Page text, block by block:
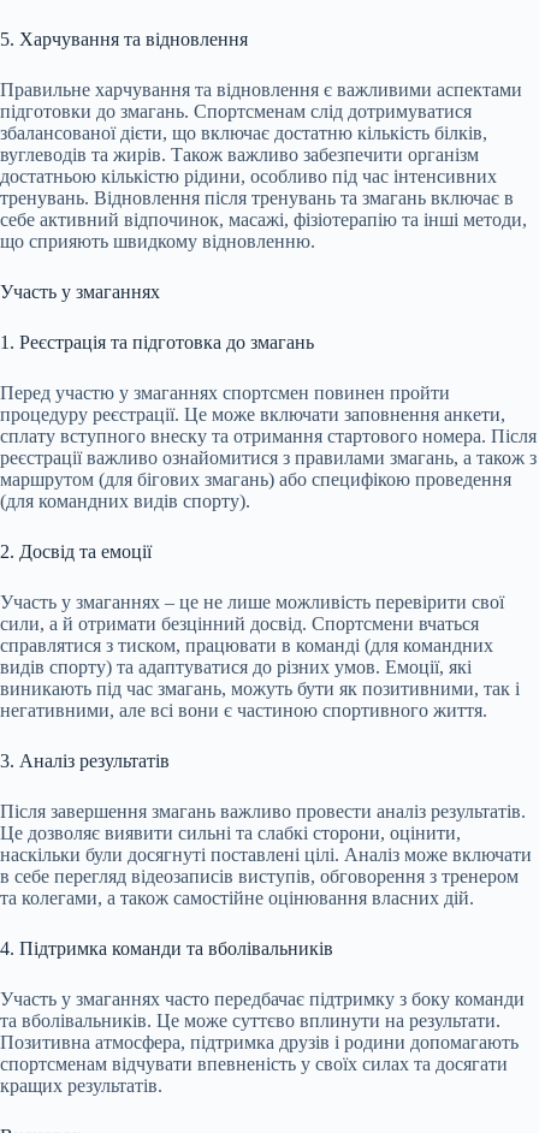
5. Харчування та відновлення
Правильне харчування та відновлення є важливими аспектами
підготовки до змагань. Спортсменам слід дотримуватися
збалансованої дієти, що включає достатню кількість білків,
вуглеводів та жирів. Також важливо забезпечити організм
достатньою кількістю рідини, особливо під час інтенсивних
тренувань. Відновлення після тренувань та змагань включає в
себе активний відпочинок, масажі, фізіотерапію та інші методи,
що сприяють швидкому відновленню.
Участь у змаганнях
1. Реєстрація та підготовка до змагань
Перед участю у змаганнях спортсмен повинен пройти
процедуру реєстрації. Це може включати заповнення анкети,
сплату вступного внеску та отримання стартового номера. Після
реєстрації важливо ознайомитися з правилами змагань, а також з
маршрутом (для бігових змагань) або специфікою проведення
(для командних видів спорту).
2. Досвід та емоції
Участь у змаганнях – це не лише можливість перевірити свої
сили, а й отримати безцінний досвід. Спортсмени вчаться
справлятися з тиском, працювати в команді (для командних
видів спорту) та адаптуватися до різних умов. Емоції, які
виникають під час змагань, можуть бути як позитивними, так і
негативними, але всі вони є частиною спортивного життя.
3. Аналіз результатів
Після завершення змагань важливо провести аналіз результатів.
Це дозволяє виявити сильні та слабкі сторони, оцінити,
наскільки були досягнуті поставлені цілі. Аналіз може включати
в себе перегляд відеозаписів виступів, обговорення з тренером
та колегами, а також самостійне оцінювання власних дій.
4. Підтримка команди та вболівальників
Участь у змаганнях часто передбачає підтримку з боку команди
та вболівальників. Це може суттєво вплинути на результати.
Позитивна атмосфера, підтримка друзів і родини допомагають
спортсменам відчувати впевненість у своїх силах та досягати
кращих результатів.